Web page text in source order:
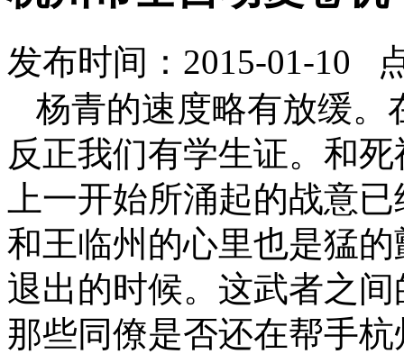
发布时间：2015-01-10
杨青的速度略有放缓。
反正我们有学生证。和
上一开始所涌起的战意
和王临州的心里也是猛
退出的时候。这武者之
那些同僚是否还在帮手